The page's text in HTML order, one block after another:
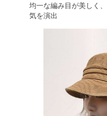
均一な編み目が美しく
気を演出